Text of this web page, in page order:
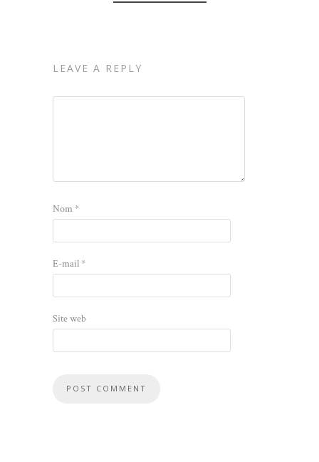
LEAVE A REPLY
Nom*
E-mail*
Site web